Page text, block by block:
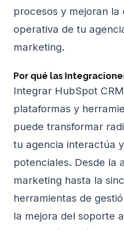
procesos y mejoran la
operativa de tu
marketing.
Por qué las
Integrar HubSpot
plataformas y
puede transformar
tu agencia interactúa
potenciales. Desde la
marketing hasta la
herramientas de
la mejora del soporte